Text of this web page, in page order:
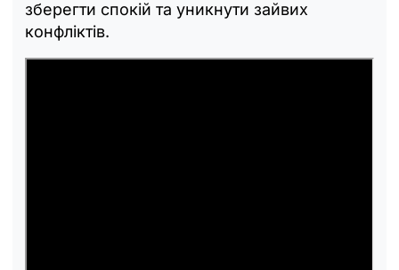
зберегти спокій та уникнути зайвих
конфліктів.